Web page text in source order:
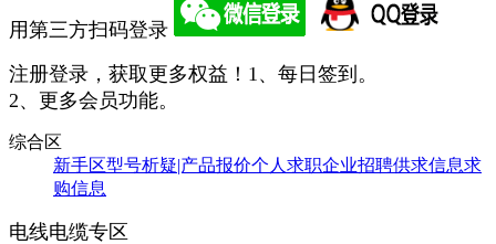
用第三方扫码登录
注册登录，获取更多权益！ 1、每日签到。
2、更多会员功能。
综合区
新手区型号析疑|产品报价个人求职企业招聘供求信息求
购信息
电线电缆专区